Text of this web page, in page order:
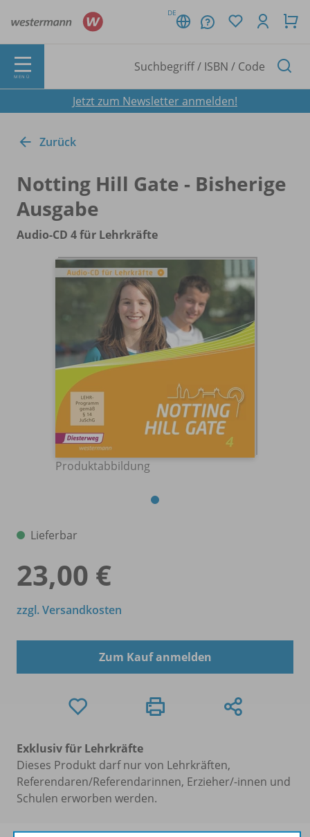
DE
MENÜ
Jetzt zum Newsletter anmelden!
Zurück
Notting Hill Gate - Bisherige
Ausgabe
Audio-CD 4 für Lehrkräfte
Produktabbildung
Lieferbar
23,00 €
zzgl. Versandkosten
Zum Kauf anmelden
Exklusiv für Lehrkräfte
Dieses Produkt darf nur von Lehrkräften,
Referendaren/Referendarinnen, Erzieher/-innen und
Schulen erworben werden.